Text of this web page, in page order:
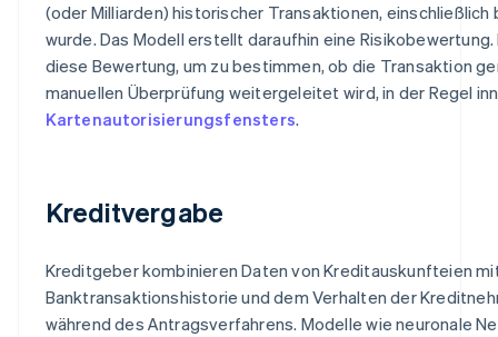
(oder Milliarden) historischer Transaktionen,
wurde. Das Modell erstellt daraufhin eine
diese Bewertung, um zu bestimmen, ob die Transaktion
manuellen Überprüfung weitergeleitet wird, in der Regel
Kartenautorisierungsfensters.
Kreditvergabe
Kreditgeber kombinieren Daten von Kreditauskunfteien
Banktransaktionshistorie und dem Verhalten der
während des Antragsverfahrens. Modelle wie neuronale